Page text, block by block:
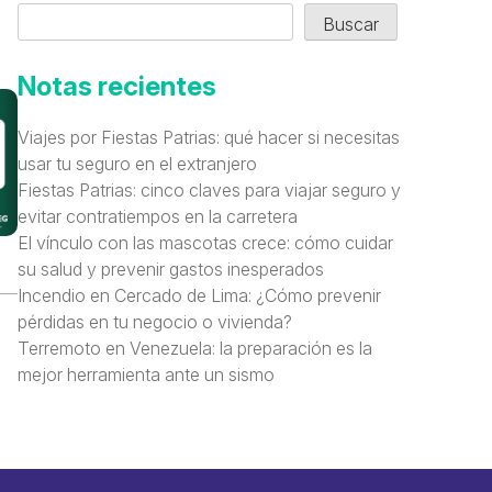
Buscar
Notas recientes
Viajes por Fiestas Patrias: qué hacer si necesitas
usar tu seguro en el extranjero
Fiestas Patrias: cinco claves para viajar seguro y
evitar contratiempos en la carretera
El vínculo con las mascotas crece: cómo cuidar
su salud y prevenir gastos inesperados
Incendio en Cercado de Lima: ¿Cómo prevenir
pérdidas en tu negocio o vivienda?
Terremoto en Venezuela: la preparación es la
mejor herramienta ante un sismo